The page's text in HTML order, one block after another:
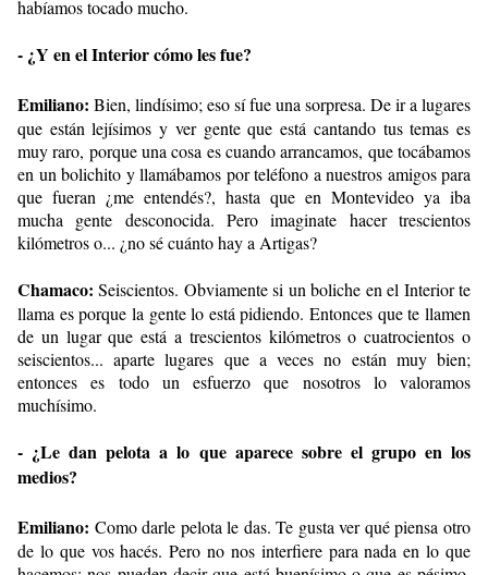
habíamos tocado mucho.
- ¿Y en el Interior cómo les fue?
Emiliano: Bien, lindísimo; eso sí fue una sorpresa. De ir a lugares
que están lejísimos y ver gente que está cantando tus temas es
muy raro, porque una cosa es cuando arrancamos, que tocábamos
en un bolichito y llamábamos por teléfono a nuestros amigos para
que fueran ¿me entendés?, hasta que en Montevideo ya iba
mucha gente desconocida. Pero imaginate hacer trescientos
kilómetros o... ¿no sé cuánto hay a Artigas?
Chamaco:Seiscientos. Obviamente si un boliche en el Interior te
llama es porque la gente lo está pidiendo. Entonces que te llamen
de un lugar que está a trescientos kilómetros o cuatrocientos o
seiscientos... aparte lugares que a veces no están muy bien;
entonces es todo un esfuerzo que nosotros lo valoramos
muchísimo.
- ¿Le dan pelota a lo que aparece sobre el grupo en los
medios?
Emiliano: Como darle pelota le das. Te gusta ver qué piensa otro
de lo que vos hacés. Pero no nos interfiere para nada en lo que